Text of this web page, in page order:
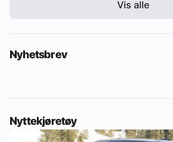
Vis alle
Nyhetsbrev
Nyttekjøretøy